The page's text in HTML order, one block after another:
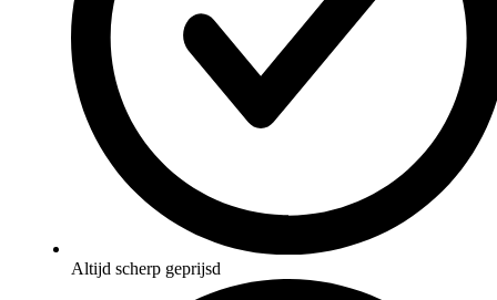
Altijd scherp geprijsd